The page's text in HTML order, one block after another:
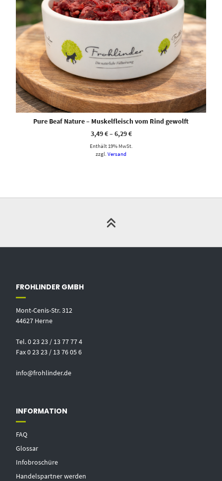
Pure Beaf Nature – Muskelfleisch vom Rind gewolft
3,49€–6,29€
Enthält 19% MwSt.
zzgl. Versand
FROHLINDER GMBH
Mont-Cenis-Str. 312
44627 Herne
Tel. 0 23 23 / 13 77 77 4
Fax 0 23 23 / 13 76 05 6
info@frohlinder.de
INFORMATION
FAQ
Glossar
Infobroschüre
Handelspartner werden